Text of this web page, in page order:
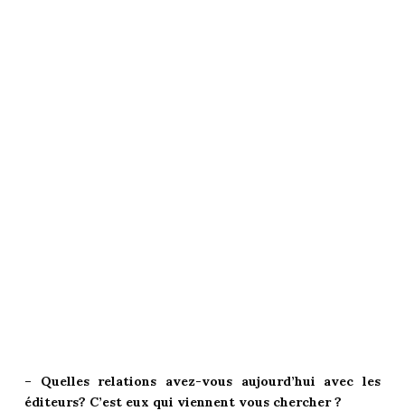
– Quelles relations avez-vous aujourd’hui avec les
éditeurs? C’est eux qui viennent vous chercher ?